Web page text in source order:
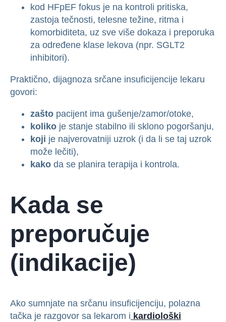
kod HFpEF fokus je na kontroli pritiska,
zastoja tečnosti, telesne težine, ritma i
komorbiditeta, uz sve više dokaza i preporuka
za određene klase lekova (npr. SGLT2
inhibitori).
Praktično, dijagnoza srčane insuficijencije lekaru
govori:
zašto pacijent ima gušenje/zamor/otoke,
koliko je stanje stabilno ili sklono pogoršanju,
koji je najverovatniji uzrok (i da li se taj uzrok
može lečiti),
kako da se planira terapija i kontrola.
Kada se
preporučuje
(indikacije)
Ako sumnjate na srčanu insuficijenciju, polazna
tačka je razgovor sa lekarom i kardiološki